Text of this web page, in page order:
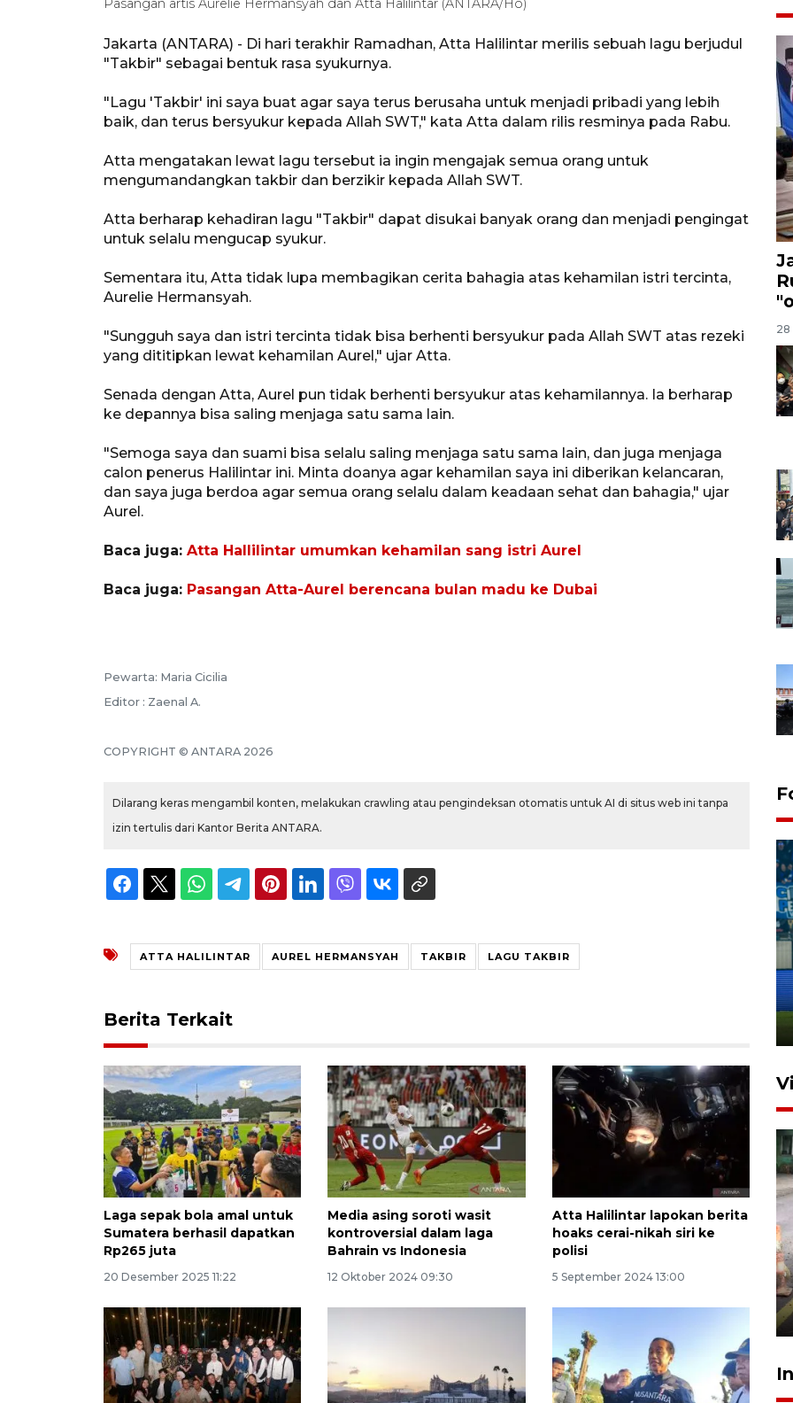
Pasangan artis Aurelie Hermansyah dan Atta Halilintar (ANTARA/Ho)
Jakarta (ANTARA) - Di hari terakhir Ramadhan, Atta Halilintar merilis sebuah lagu berjudul
"Takbir" sebagai bentuk rasa syukurnya.
"Lagu 'Takbir' ini saya buat agar saya terus berusaha untuk menjadi pribadi yang lebih
baik, dan terus bersyukur kepada Allah SWT," kata Atta dalam rilis resminya pada Rabu.
Atta mengatakan lewat lagu tersebut ia ingin mengajak semua orang untuk
mengumandangkan takbir dan berzikir kepada Allah SWT.
Atta berharap kehadiran lagu "Takbir" dapat disukai banyak orang dan menjadi pengingat
untuk selalu mengucap syukur.
Sementara itu, Atta tidak lupa membagikan cerita bahagia atas kehamilan istri tercinta,
Aurelie Hermansyah.
"Sungguh saya dan istri tercinta tidak bisa berhenti bersyukur pada Allah SWT atas rezeki
yang dititipkan lewat kehamilan Aurel," ujar Atta.
Senada dengan Atta, Aurel pun tidak berhenti bersyukur atas kehamilannya. Ia berharap
ke depannya bisa saling menjaga satu sama lain.
"Semoga saya dan suami bisa selalu saling menjaga satu sama lain, dan juga menjaga
calon penerus Halilintar ini. Minta doanya agar kehamilan saya ini diberikan kelancaran,
dan saya juga berdoa agar semua orang selalu dalam keadaan sehat dan bahagia," ujar
Aurel.
Baca juga: Atta Hallilintar umumkan kehamilan sang istri Aurel
Baca juga: Pasangan Atta-Aurel berencana bulan madu ke Dubai
Pewarta: Maria Cicilia
Editor : Zaenal A.
COPYRIGHT © ANTARA 2026
Dilarang keras mengambil konten, melakukan crawling atau pengindeksan otomatis untuk AI di situs web ini tanpa
izin tertulis dari Kantor Berita ANTARA.
ATTA HALILINTAR AUREL HERMANSYAH TAKBIR LAGU TAKBIR
Berita Terkait
Laga sepak bola amal untuk
Sumatera berhasil dapatkan
Rp265 juta
20 Desember 2025 11:22
Media asing soroti wasit
kontroversial dalam laga
Bahrain vs Indonesia
12 Oktober 2024 09:30
Atta Halilintar lapokan berita
hoaks cerai-nikah siri ke
polisi
5 September 2024 13:00
28
Penutupan latihan bela negara
Pigai: Penangkapan begal
tetap kewenangan aparat
penegak hukum